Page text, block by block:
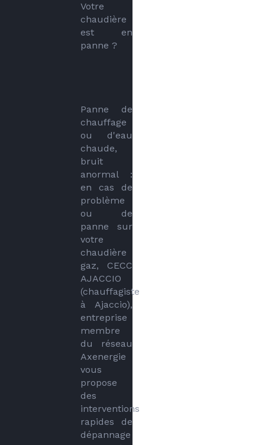
Votre
chaudière
est en
panne ?
Panne de
chauffage
ou d'eau
chaude,
bruit
anormal :
en cas de
problème
ou de
panne sur
votre
chaudière
gaz, CECC
AJACCIO
(chauffagiste
à Ajaccio),
entreprise
membre
du réseau
Axenergie
vous
propose
des
interventions
rapides de
dépannage